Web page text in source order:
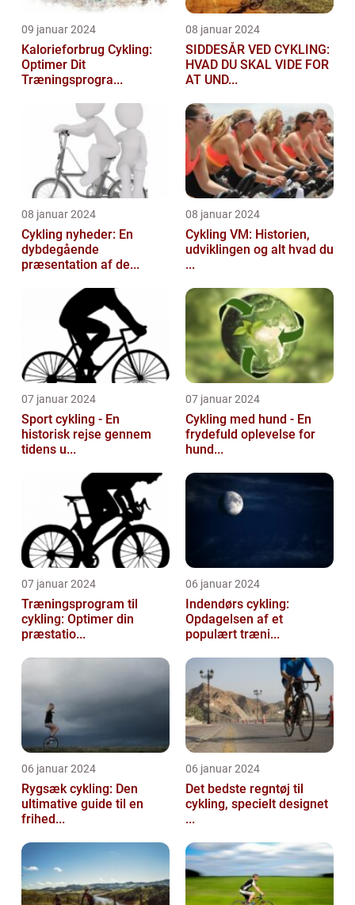
09 januar 2024
Kalorieforbrug Cykling:
Optimer Dit
Træningsprogra...
08 januar 2024
SIDDESÅR VED CYKLING:
HVAD DU SKAL VIDE FOR
AT UND...
08 januar 2024
Cykling nyheder: En
dybdegående
præsentation af de...
08 januar 2024
Cykling VM: Historien,
udviklingen og alt hvad du
...
07 januar 2024
Sport cykling - En
historisk rejse gennem
tidens u...
07 januar 2024
Cykling med hund - En
frydefuld oplevelse for
hund...
07 januar 2024
Træningsprogram til
cykling: Optimer din
præstatio...
06 januar 2024
Indendørs cykling:
Opdagelsen af et
populært træni...
06 januar 2024
Rygsæk cykling: Den
ultimative guide til en
frihed...
06 januar 2024
Det bedste regntøj til
cykling, specielt designet
...